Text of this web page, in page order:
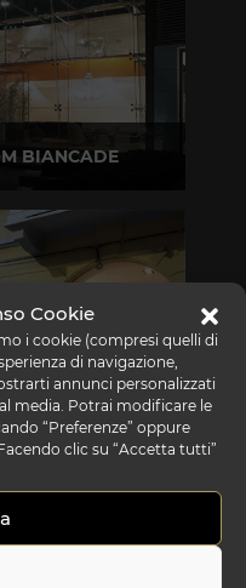
Cookie
i cookie (compresi quelli di
di navigazione,
annunci personalizzati
media. Potrai modificare le
“Preferenze” oppure
clic su “Accetta tutti”
BIANCADE
MILANO
Brera (MI)